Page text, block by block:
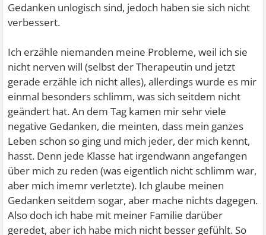
Gedanken unlogisch sind, jedoch haben sie sich nicht
verbessert.
Ich erzähle niemanden meine Probleme, weil ich sie
nicht nerven will (selbst der Therapeutin und jetzt
gerade erzähle ich nicht alles), allerdings wurde es mir
einmal besonders schlimm, was sich seitdem nicht
geändert hat. An dem Tag kamen mir sehr viele
negative Gedanken, die meinten, dass mein ganzes
Leben schon so ging und mich jeder, der mich kennt,
hasst. Denn jede Klasse hat irgendwann angefangen
über mich zu reden (was eigentlich nicht schlimm war,
aber mich imemr verletzte). Ich glaube meinen
Gedanken seitdem sogar, aber mache nichts dagegen.
Also doch ich habe mit meiner Familie darüber
geredet, aber ich habe mich nicht besser gefühlt. So